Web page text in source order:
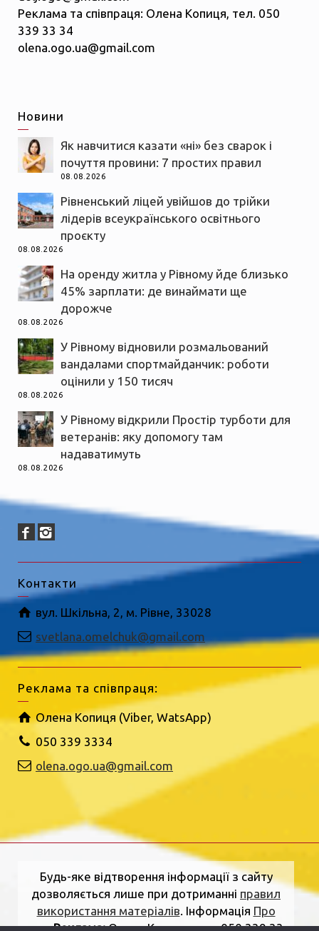
Реклама та співпраця: Олена Копиця, тел. 050
339 33 34
olena.ogo.ua@gmail.com
Новини
Як навчитися казати «ні» без сварок і
почуття провини: 7 простих правил
08.08.2026
Рівненський ліцей увійшов до трійки
лідерів всеукраїнського освітнього
проєкту
08.08.2026
На оренду житла у Рівному йде близько
45% зарплати: де винаймати ще
дорожче
08.08.2026
У Рівному відновили розмальований
вандалами спортмайданчик: роботи
оцінили у 150 тисяч
08.08.2026
У Рівному відкрили Простір турботи для
ветеранів: яку допомогу там
надаватимуть
08.08.2026
Контакти
вул. Шкільна, 2, м. Рівне, 33028
svetlana.omelchuk@gmail.com
Реклама та співпраця:
Олена Копиця (Viber, WatsApp)
050 339 3334
olena.ogo.ua@gmail.com
Будь-яке відтворення інформації з сайту
дозволяється лише при дотриманні правил
використання матеріалів. Інформація Про
нас.Реклама:Олена Копиця, тел. 050 339 33